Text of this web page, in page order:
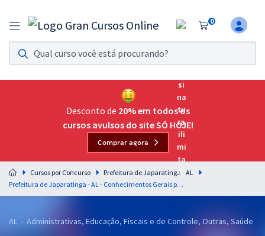
0
Assinatura Ilimitada 11
Acesso a todos os cursos. Teste grátis por 7 dias!
Assinatura OAB Até Passar
Acesso ilimitado a toda preparação para o Exame da
Residências Multiprofissionais
Preparação completa e intensiva para as principais
residências em saúde do Brasil
Desconto de 20% em todos os
cursos avulsos do site SÓ HOJE!
Comprar agora
Cursos por Concurso
Prefeitura de Japaratinga - AL
Prefeitura de Japaratinga - AL - Conhecimentos Gerais para o Cargo de Assistente Social com a Equipe Gran
AL - Administrativas, Educação, Fiscais e de Controle, Outras, Saúde